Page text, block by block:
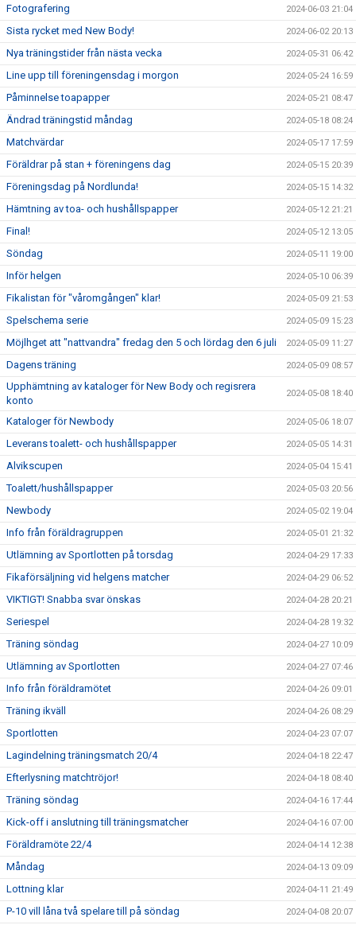
Fotografering 2024-06-03 21:04
Sista rycket med New Body! 2024-06-02 20:13
Nya träningstider från nästa vecka 2024-05-31 06:42
Line upp till föreningensdag i morgon 2024-05-24 16:59
Påminnelse toapapper 2024-05-21 08:47
Ändrad träningstid måndag 2024-05-18 08:24
Matchvärdar 2024-05-17 17:59
Föräldrar på stan + föreningens dag 2024-05-15 20:39
Föreningsdag på Nordlunda! 2024-05-15 14:32
Hämtning av toa- och hushållspapper 2024-05-12 21:21
Final! 2024-05-12 13:05
Söndag 2024-05-11 19:00
Inför helgen 2024-05-10 06:39
Fikalistan för "våromgången" klar! 2024-05-09 21:53
Spelschema serie 2024-05-09 15:23
Möjlhget att "nattvandra" fredag den 5 och lördag den 6 juli 2024-05-09 11:27
Dagens träning 2024-05-09 08:57
Upphämtning av kataloger för New Body och regisrera
konto
2024-05-08 18:40
Kataloger för Newbody 2024-05-06 18:07
Leverans toalett- och hushållspapper 2024-05-05 14:31
Alvikscupen 2024-05-04 15:41
Toalett/hushållspapper 2024-05-03 20:56
Newbody 2024-05-02 19:04
Info från föräldragruppen 2024-05-01 21:32
Utlämning av Sportlotten på torsdag 2024-04-29 17:33
Fikaförsäljning vid helgens matcher 2024-04-29 06:52
VIKTIGT! Snabba svar önskas 2024-04-28 20:21
Seriespel 2024-04-28 19:32
Träning söndag 2024-04-27 10:09
Utlämning av Sportlotten 2024-04-27 07:46
Info från föräldramötet 2024-04-26 09:01
Träning ikväll 2024-04-26 08:29
Sportlotten 2024-04-23 07:07
Lagindelning träningsmatch 20/4 2024-04-18 22:47
Efterlysning matchtröjor! 2024-04-18 08:40
Träning söndag 2024-04-16 17:44
Kick-off i anslutning till träningsmatcher 2024-04-16 07:00
Föräldramöte 22/4 2024-04-14 12:38
Måndag 2024-04-13 09:09
Lottning klar 2024-04-11 21:49
P-10 vill låna två spelare till på söndag 2024-04-08 20:07